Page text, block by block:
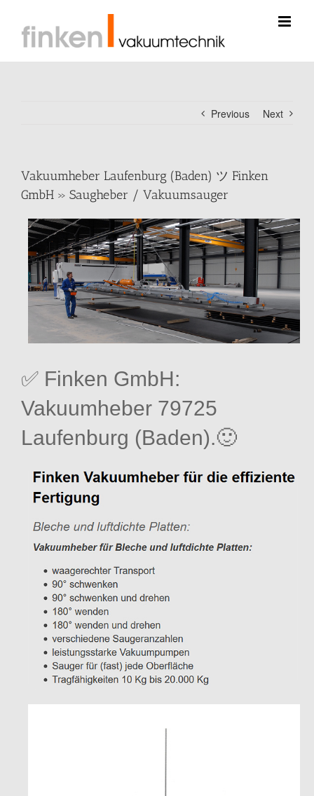
content
Previous Next
Vakuumheber Laufenburg (Baden) ツ Finken
GmbH » Saugheber / Vakuumsauger
✅ Finken GmbH:
Vakuumheber 79725
Laufenburg (Baden).🙂